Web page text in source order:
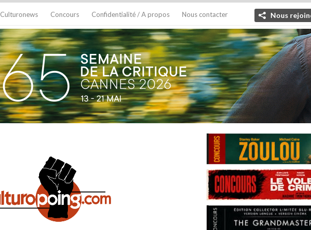
Culturonews Concours Confidentialité / A propos Nous contacter Nous